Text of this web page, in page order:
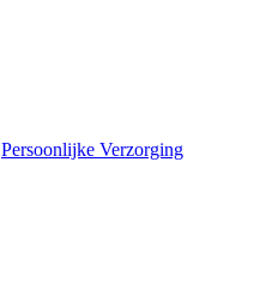
Persoonlijke Verzorging